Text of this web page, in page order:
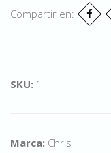
Compartir en:
SKU: 1
Marca: Chris